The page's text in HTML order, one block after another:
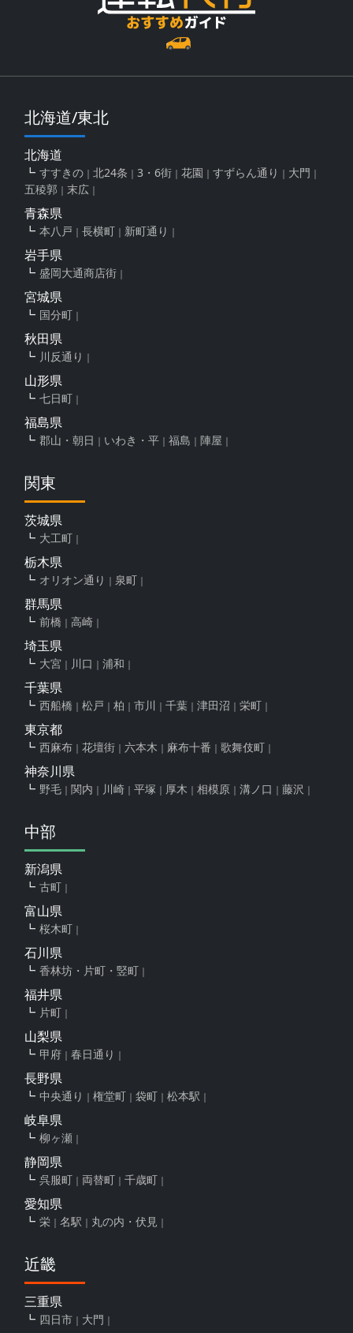
北海道/東北
北海道
すすきの 北24条 3・6街 花園 すずらん通り
大門
五稜郭
末広
青森県
本八戸 長横町 新町通り
岩手県
盛岡大通商店街
宮城県
国分町
秋田県
川反通り
山形県
七日町
福島県
郡山・朝日 いわき・平 福島 陣屋
関東
茨城県
大工町
栃木県
オリオン通り 泉町
群馬県
前橋 高崎
埼玉県
大宮 川口 浦和
千葉県
西船橋 松戸 柏 市川 千葉 津田沼 栄町
東京都
西麻布 花壇街 六本木 麻布十番 歌舞伎町
神奈川県
野毛 関内 川崎 平塚 厚木 相模原 溝ノ口 藤沢
中部
新潟県
古町
富山県
桜木町
石川県
香林坊・片町・竪町
福井県
片町
山梨県
甲府 春日通り
長野県
中央通り 権堂町 袋町 松本駅
岐阜県
柳ヶ瀬
静岡県
呉服町 両替町 千歳町
愛知県
栄 名駅 丸の内・伏見
近畿
三重県
四日市 大門